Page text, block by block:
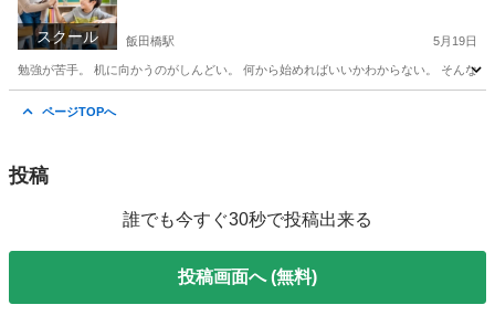
スクール 飯田橋駅 5月19日
勉強が苦手。 机に向かうのがしんどい。 何から始めればいいかわからない。 そんな
ページTOPへ
投稿
誰でも今すぐ30秒で投稿出来る
投稿画面へ (無料)